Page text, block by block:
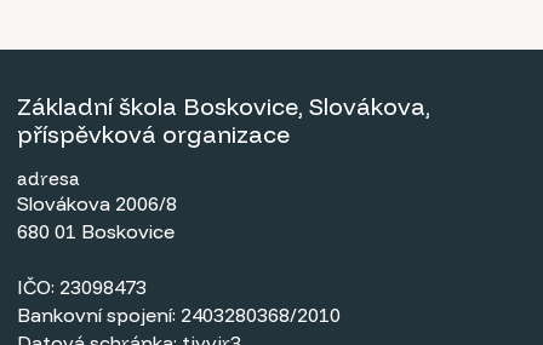
Základní škola Boskovice, Slovákova,
příspěvková organizace
adresa
Slovákova 2006/8
680 01 Boskovice
IČO: 23098473
Bankovní spojení: 2403280368/2010